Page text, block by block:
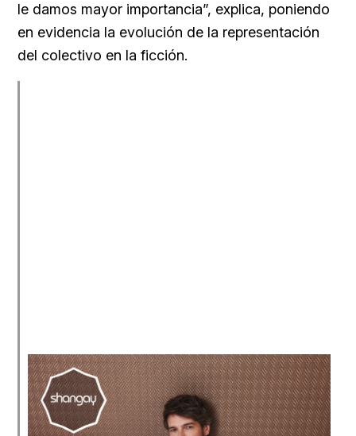
le damos mayor importancia”, explica, poniendo
en evidencia la evolución de la representación
del colectivo en la ficción.